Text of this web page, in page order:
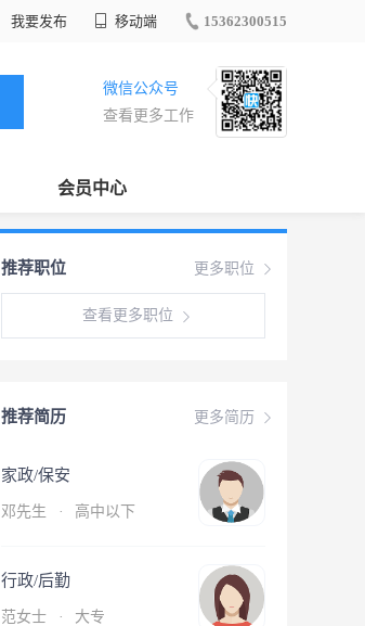
我要发布 移动端 15362300515
微信公众号
查看更多工作
会员中心
更多职位
推荐职位
查看更多职位
更多简历
推荐简历
家政/保安
邓先生 · 高中以下
行政/后勤
范女士 · 大专